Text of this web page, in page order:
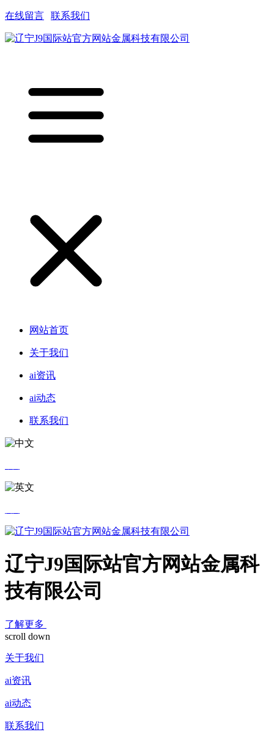
在线留言 联系我们
网站首页
关于我们
ai资讯
ai动态
联系我们
辽宁J9国际站官方网站金属科
技有限公司
了解更多
scroll down
关于我们
ai资讯
ai动态
联系我们